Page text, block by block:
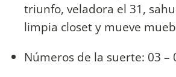
triunfo, veladora el 31,
limpia closet y mueve
Números de la suerte: 03 –